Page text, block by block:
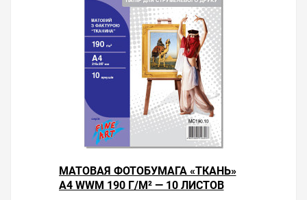
МАТОВАЯ ФОТОБУМАГА «ТКАНЬ»
А4 WWM 190 Г/М² — 10 ЛИСТОВ